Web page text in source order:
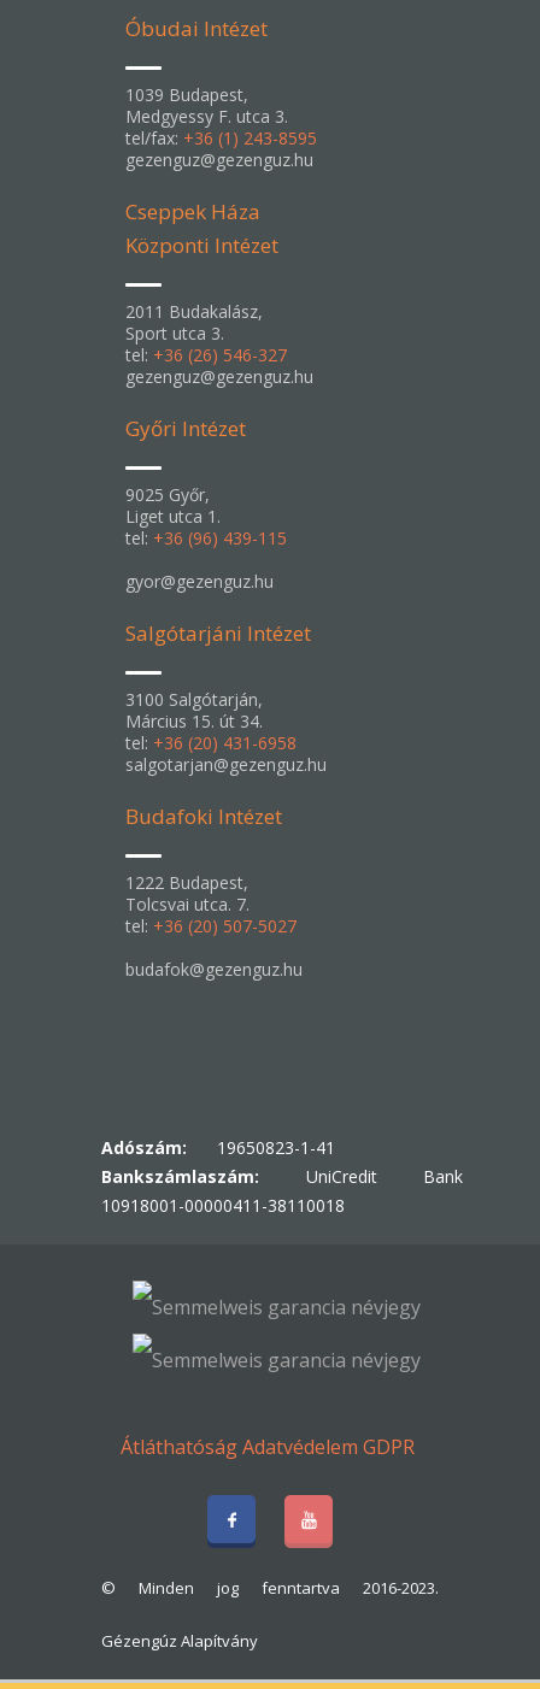
Óbudai Intézet
1039 Budapest,
Medgyessy F. utca 3.
tel/fax: +36 (1) 243-8595
gezenguz@gezenguz.hu
Cseppek Háza
Központi Intézet
2011 Budakalász,
Sport utca 3.
tel: +36 (26) 546-327
gezenguz@gezenguz.hu
Győri Intézet
9025 Győr,
Liget utca 1.
tel: +36 (96) 439-115
gyor@gezenguz.hu
Salgótarjáni Intézet
3100 Salgótarján,
Március 15. út 34.
tel: +36 (20) 431-6958
salgotarjan@gezenguz.hu
Budafoki Intézet
1222 Budapest,
Tolcsvai utca. 7.
tel: +36 (20) 507-5027
budafok@gezenguz.hu
Adószám: 19650823-1-41
Bankszámlaszám: UniCredit Bank
10918001-00000411-38110018
ÁtláthatóságAdatvédelem GDPR
© Minden jog fenntartva 2016-2023.
Gézengúz Alapítvány